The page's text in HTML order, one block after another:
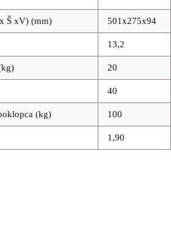
Š xV) (mm) 501x275x94
13,2
20
40
(kg) 100
1,90